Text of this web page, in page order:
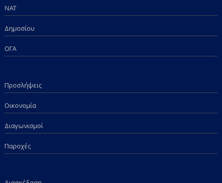
NAT
Δημοσίου
ΟΓΑ
Προσλήψεις
Οικονομία
Διαγωνισμοί
Παροχές